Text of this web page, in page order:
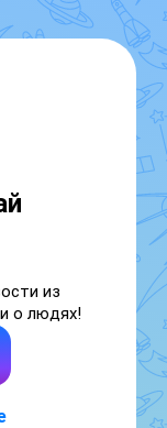
из
о людях!